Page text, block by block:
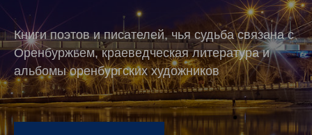
Книги поэтов и писателей, чья судьба связана с
Оренбуржьем, краеведческая литература и
альбомы оренбургских художников